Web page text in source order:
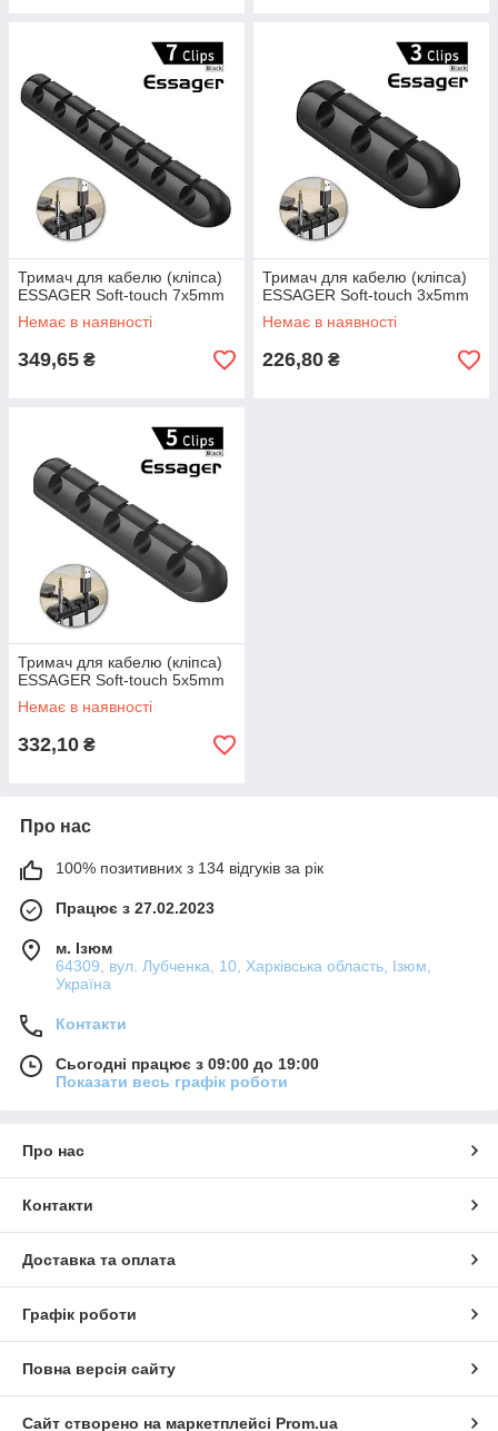
Тримач для кабелю (кліпса)
ESSAGER Soft-touch 7x5mm
Немає в наявності
349,65 ₴
Тримач для кабелю (кліпса)
ESSAGER Soft-touch 3x5mm
Немає в наявності
226,80 ₴
Тримач для кабелю (кліпса)
ESSAGER Soft-touch 5x5mm
Немає в наявності
332,10 ₴
Про нас
100% позитивних з 134 відгуків за рік
Працює з 27.02.2023
м. Ізюм
64309, вул. Лубченка, 10, Харківська область, Ізюм,
Україна
Контакти
Сьогодні працює з 09:00 до 19:00
Показати весь графік роботи
Про нас
Контакти
Доставка та оплата
Графік роботи
Повна версія сайту
Сайт створено на маркетплейсі Prom.ua